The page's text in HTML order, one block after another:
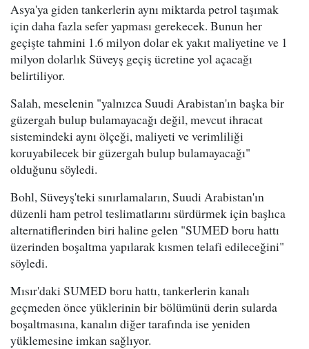
Asya'ya giden tankerlerin aynı miktarda petrol taşımak
için daha fazla sefer yapması gerekecek. Bunun her
geçişte tahmini 1.6 milyon dolar ek yakıt maliyetine ve 1
milyon dolarlık Süveyş geçiş ücretine yol açacağı
belirtiliyor.
Salah, meselenin "yalnızca Suudi Arabistan'ın başka bir
güzergah bulup bulamayacağı değil, mevcut ihracat
sistemindeki aynı ölçeği, maliyeti ve verimliliği
koruyabilecek bir güzergah bulup bulamayacağı"
olduğunu söyledi.
Bohl, Süveyş'teki sınırlamaların, Suudi Arabistan'ın
düzenli ham petrol teslimatlarını sürdürmek için başlıca
alternatiflerinden biri haline gelen "SUMED boru hattı
üzerinden boşaltma yapılarak kısmen telafi edileceğini"
söyledi.
Mısır'daki SUMED boru hattı, tankerlerin kanalı
geçmeden önce yüklerinin bir bölümünü derin sularda
boşaltmasına, kanalın diğer tarafında ise yeniden
yüklemesine imkan sağlıyor.